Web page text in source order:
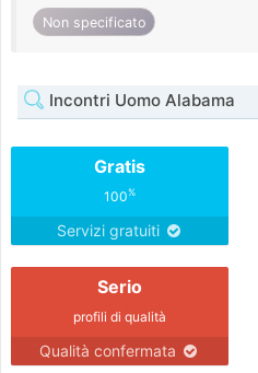
Non specificato
Incontri Uomo Alabama
Gratis
100%
Servizi gratuiti
Serio
profili di qualità
Qualità confermata